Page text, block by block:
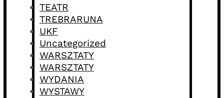
TEATR
TREBRARUNA
UKF
Uncategorized
WARSZTATY
WARSZTATY
WYDANIA
WYSTAWY